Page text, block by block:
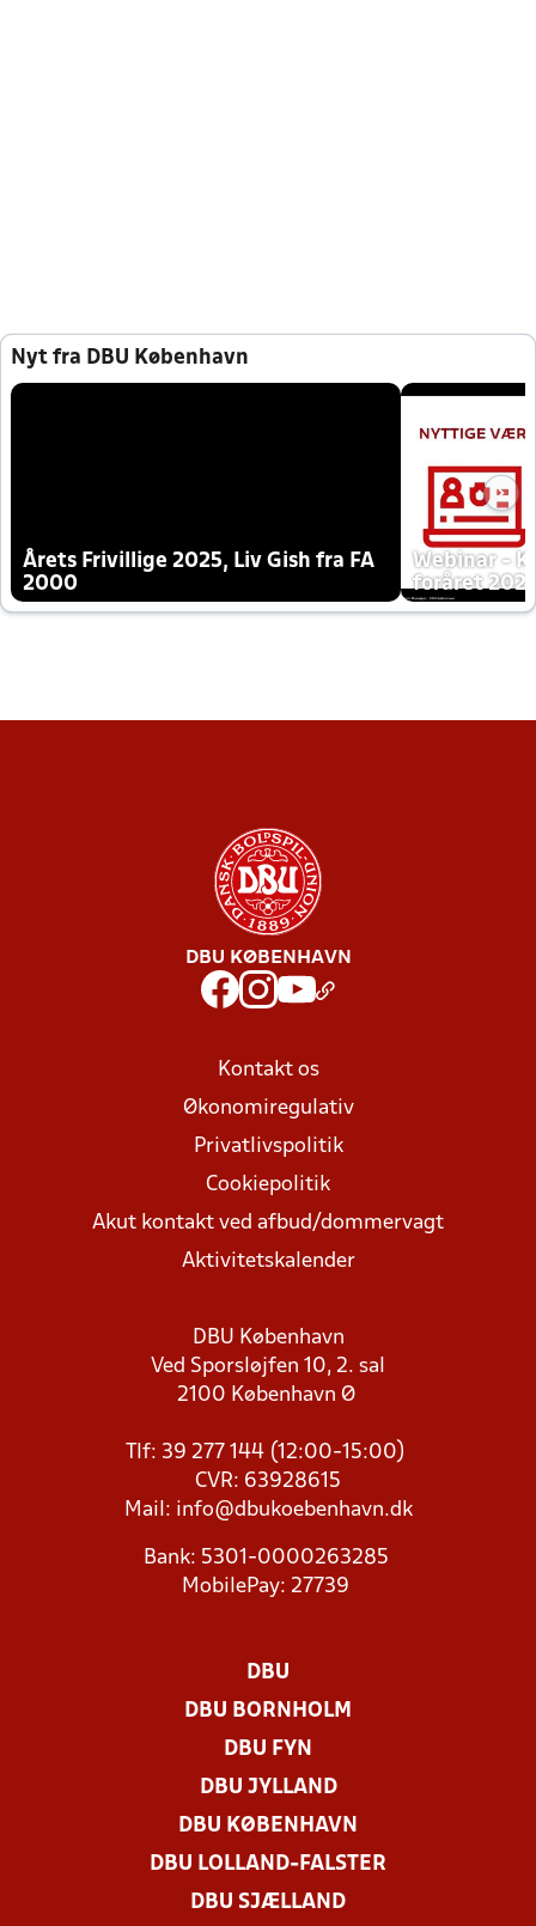
Nyt fra DBU København
Årets Frivillige 2025, Liv Gish fra FA
2000
Webinar -
foråret
DBU KØBENHAVN
Kontakt os
Økonomiregulativ
Privatlivspolitik
Cookiepolitik
Akut kontakt ved afbud/dommervagt
Aktivitetskalender
DBU København
Ved Sporsløjfen 10, 2. sal
2100 København Ø
Tlf: 39 277 144 (12:00-15:00)
CVR: 63928615
Mail: info@dbukoebenhavn.dk
Bank: 5301-0000263285
MobilePay: 27739
DBU
DBU BORNHOLM
DBU FYN
DBU JYLLAND
DBU KØBENHAVN
DBU LOLLAND-FALSTER
DBU SJÆLLAND